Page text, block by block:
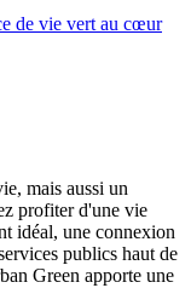
mais aussi un
profiter d'une vie
idéal, une connexion
publics haut de
Green apporte une